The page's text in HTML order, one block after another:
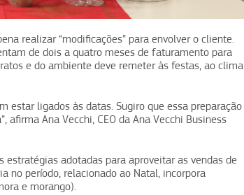
realizar “modificações” para envolver o cliente.
de dois a quatro meses de faturamento para
e do ambiente deve remeter às festas, ao clima
estar ligados às datas. Sugiro que essa preparação
Ana Vecchi, CEO da Ana Vecchi Business
estratégias adotadas para aproveitar as vendas de
no período, relacionado ao Natal, incorpora
e morango).